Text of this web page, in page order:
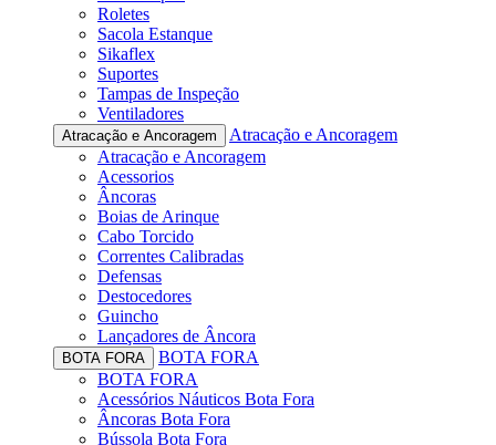
Roletes
Sacola Estanque
Sikaflex
Suportes
Tampas de Inspeção
Ventiladores
Atracação e Ancoragem
Atracação e Ancoragem
Atracação e Ancoragem
Acessorios
Âncoras
Boias de Arinque
Cabo Torcido
Correntes Calibradas
Defensas
Destocedores
Guincho
Lançadores de Âncora
BOTA FORA
BOTA FORA
BOTA FORA
Acessórios Náuticos Bota Fora
Âncoras Bota Fora
Bússola Bota Fora